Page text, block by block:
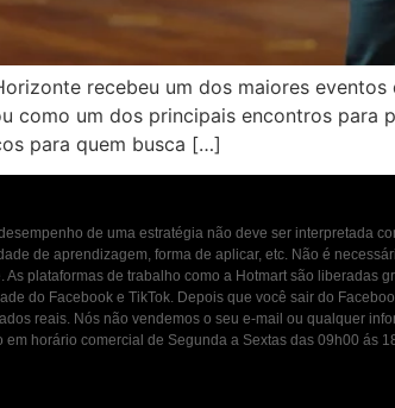
recebeu um dos maiores
como um dos principais encontros para
para quem busca […]
de uma estratégia não deve ser interpretada
de aprendizagem, forma de aplicar, etc. Não é
plataformas de trabalho como a Hotmart são liberadas
do Facebook e TikTok. Depois que você sair do
reais. Nós não vendemos o seu e-mail ou qualquer
horário comercial de Segunda a Sextas das 09h00 ás